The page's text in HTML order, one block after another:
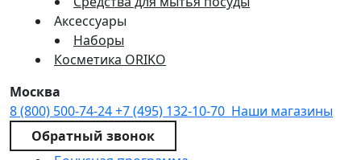
Аксессуары
Наборы
Косметика ORIKO
Москва
8 (800) 500-74-24+7 (495) 132-10-70 Наши магазины
Обратный звонок